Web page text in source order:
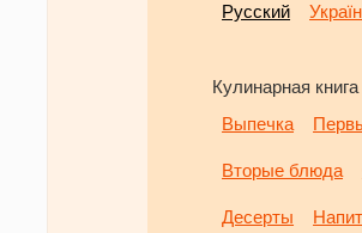
Русский
Кулинарная книга
Выпечка
Вторые блюда
Десерты